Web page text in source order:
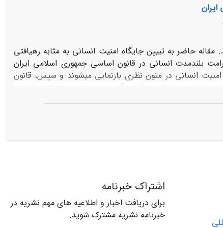
حاضر به تبیین جایگاه امنیت انسانی به مثابه رهیافتی
بلندمدت انسانی در قانون اساسی جمهوری اسلامی ایران
امنیت انسانی در متون نظری بازنمایی می‏شوند و سپس، قانون
بازخوانی و بازفهمی قرار می‏گیرد. نویسنده معتقد است امنیت
اسلامی قرار دارد و امنیت ملی، مرزها و حدود آن را
اشتراک خبرنامه
برای دریافت اخبار و اطلاعیه های مهم نشریه در
خبرنامه نشریه مشترک شوید.